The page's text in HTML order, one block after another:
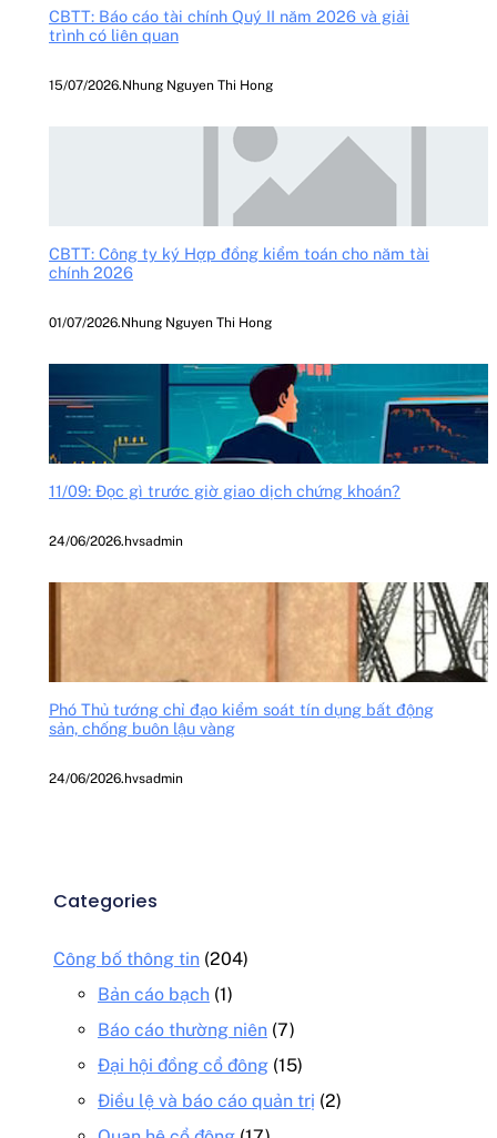
CBTT: Báo cáo tài chính Quý II năm 2026 và giải
trình có liên quan
15/07/2026.Nhung Nguyen Thi Hong
CBTT: Công ty ký Hợp đồng kiểm toán cho năm tài
chính 2026
01/07/2026.Nhung Nguyen Thi Hong
11/09: Đọc gì trước giờ giao dịch chứng khoán?
24/06/2026. hvsadmin
Phó Thủ tướng chỉ đạo kiểm soát tín dụng bất động
sản, chống buôn lậu vàng
24/06/2026. hvsadmin
Categories
Công bố thông tin (204)
Bản cáo bạch (1)
Báo cáo thường niên (7)
Đại hội đồng cổ đông (15)
Điều lệ và báo cáo quản trị (2)